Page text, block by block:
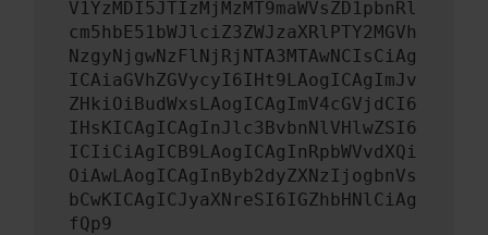
V1YzMDI5JTIzMjMzMT9maWVsZD1pbnRl
cm5hbE51bWJlciZ3ZWJzaXRlPTY2MGVh
NzgyNjgwNzFlNjRjNTA3MTAwNCIsCiAg
ICAiaGVhZGVycyI6IHt9LAogICAgImJv
ZHkiOiBudWxsLAogICAgImV4cGVjdCI6
IHsKICAgICAgInJlc3BvbnNlVHlwZSI6
ICIiCiAgICB9LAogICAgInRpbWVvdXQi
OiAwLAogICAgInByb2dyZXNzIjogbnVs
bCwKICAgICJyaXNreSI6IGZhbHNlCiAg
fQp9